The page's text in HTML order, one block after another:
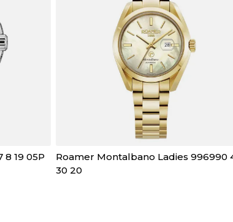
8 19 05P
Roamer Montalbano Ladies 996990
30 20